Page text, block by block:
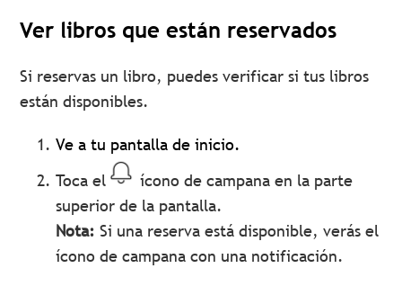
Ver libros que están reservados
Si reservas un libro, puedes verificar si tus libros
están disponibles.
Ve a tu pantalla de inicio.
Toca el
ícono de campana en la parte
superior de la pantalla.
Nota: Si una reserva está disponible, verás el
ícono de campana con una notificación.